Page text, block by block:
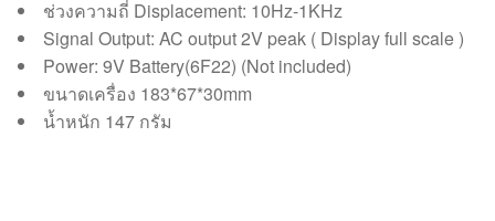
ช่วงความถี่ Displacement: 10Hz-1KHz
Signal Output: AC output 2V peak ( Display full scale )
Power: 9V Battery(6F22) (Not included)
ขนาดเครื่อง 183*67*30mm
น้ำหนัก 147 กรัม